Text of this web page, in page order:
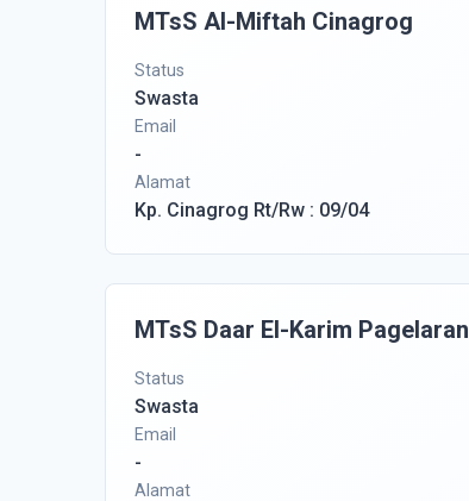
MTsS Al-Miftah Cinagrog
Status
Swasta
Email
-
Alamat
Kp. Cinagrog Rt/Rw : 09/04
MTsS Daar El-Karim Pagelaran
Status
Swasta
Email
-
Alamat